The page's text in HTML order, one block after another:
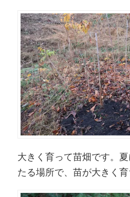
大きく育って苗畑です。
たる場所で、苗が大きく育